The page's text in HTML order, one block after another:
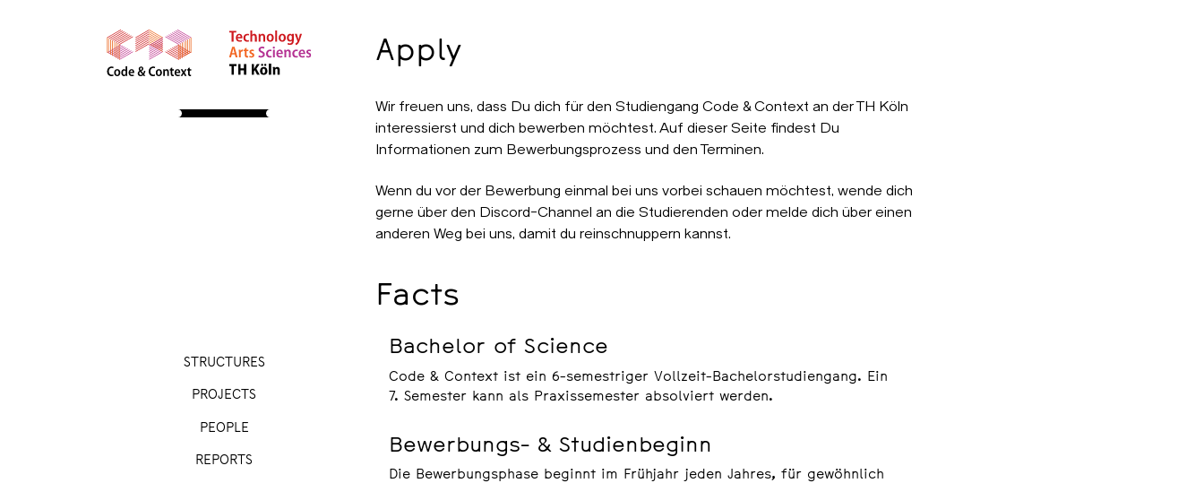
STRUCTURES
PROJECTS
PEOPLE
REPORTS
Apply
Wir freuen uns, dass Du dich für den Studiengang Code & Context an der TH Köln
interessierst und dich bewerben möchtest. Auf dieser Seite findest Du
Informationen zum Bewerbungsprozess und den Terminen.
Wenn du vor der Bewerbung einmal bei uns vorbei schauen möchtest, wende dich
gerne über den Discord-Channel an die Studierenden oder melde dich über einen
anderen Weg bei uns, damit du reinschnuppern kannst.
Facts
Bachelor of Science
Code & Context ist ein 6-semestriger Vollzeit-Bachelorstudiengang. Ein
7. Semester kann als Praxissemester absolviert werden.
Bewerbungs- & Studienbeginn
Die Bewerbungsphase beginnt im Frühjahr jeden Jahres, für gewöhnlich